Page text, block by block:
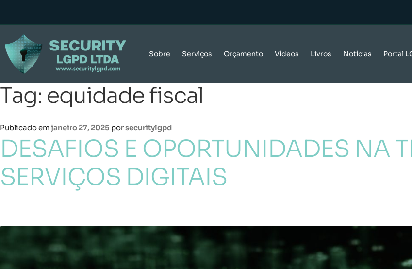
Sobre Serviços Orçamento Vídeos Livros Notícias Portal
Tag: equidade fiscal
Publicado emjaneiro 27, 2025 porsecuritylgpd
DESAFIOS E OPORTUNIDADES NA
SERVIÇOS DIGITAIS